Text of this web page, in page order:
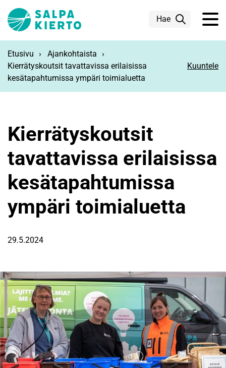
Hae
Etusivu
Ajankohtaista
Kierrätyskoutsit tavattavissa erilaisissa
kesätapahtumissa ympäri toimialuetta
Kuuntele
Kierrätyskoutsit
tavattavissa erilaisissa
kesätapahtumissa
ympäri toimialuetta
29.5.2024